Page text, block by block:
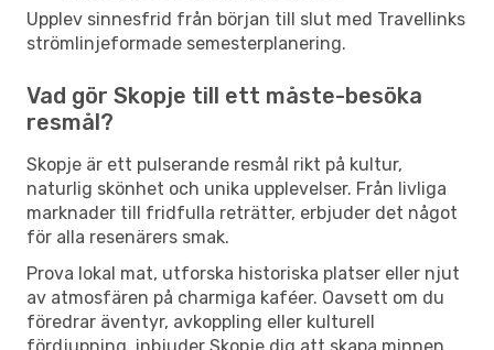
Upplev sinnesfrid från början till slut med Travellinks
strömlinjeformade semesterplanering.
Vad gör Skopje till ett måste-besöka
resmål?
Skopje är ett pulserande resmål rikt på kultur,
naturlig skönhet och unika upplevelser. Från livliga
marknader till fridfulla reträtter, erbjuder det något
för alla resenärers smak.
Prova lokal mat, utforska historiska platser eller njut
av atmosfären på charmiga kaféer. Oavsett om du
föredrar äventyr, avkoppling eller kulturell